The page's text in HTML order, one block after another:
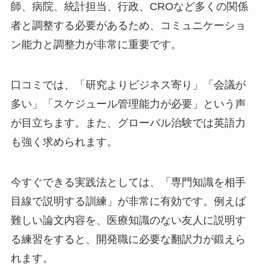
師、病院、統計担当、行政、CROなど多くの関係
者と調整する必要があるため、コミュニケーショ
ン能力と調整力が非常に重要です。
口コミでは、「研究よりビジネス寄り」「会議が
多い」「スケジュール管理能力が必要」という声
が目立ちます。また、グローバル治験では英語力
も強く求められます。
今すぐできる実践法としては、「専門知識を相手
目線で説明する訓練」が非常に有効です。例えば
難しい論文内容を、医療知識のない友人に説明す
る練習をすると、開発職に必要な翻訳力が鍛えら
れます。